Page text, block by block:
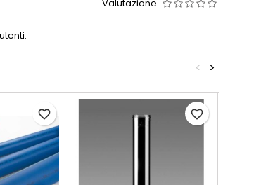
Valutazione
>
<
favorite_border favorite_border